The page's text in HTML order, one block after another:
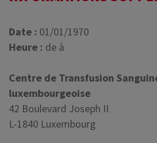
Date : 01/01/1970
Heure : de à
Centre de Transfusion
luxembourgeoise
42 Boulevard Joseph II
L-1840 Luxembourg